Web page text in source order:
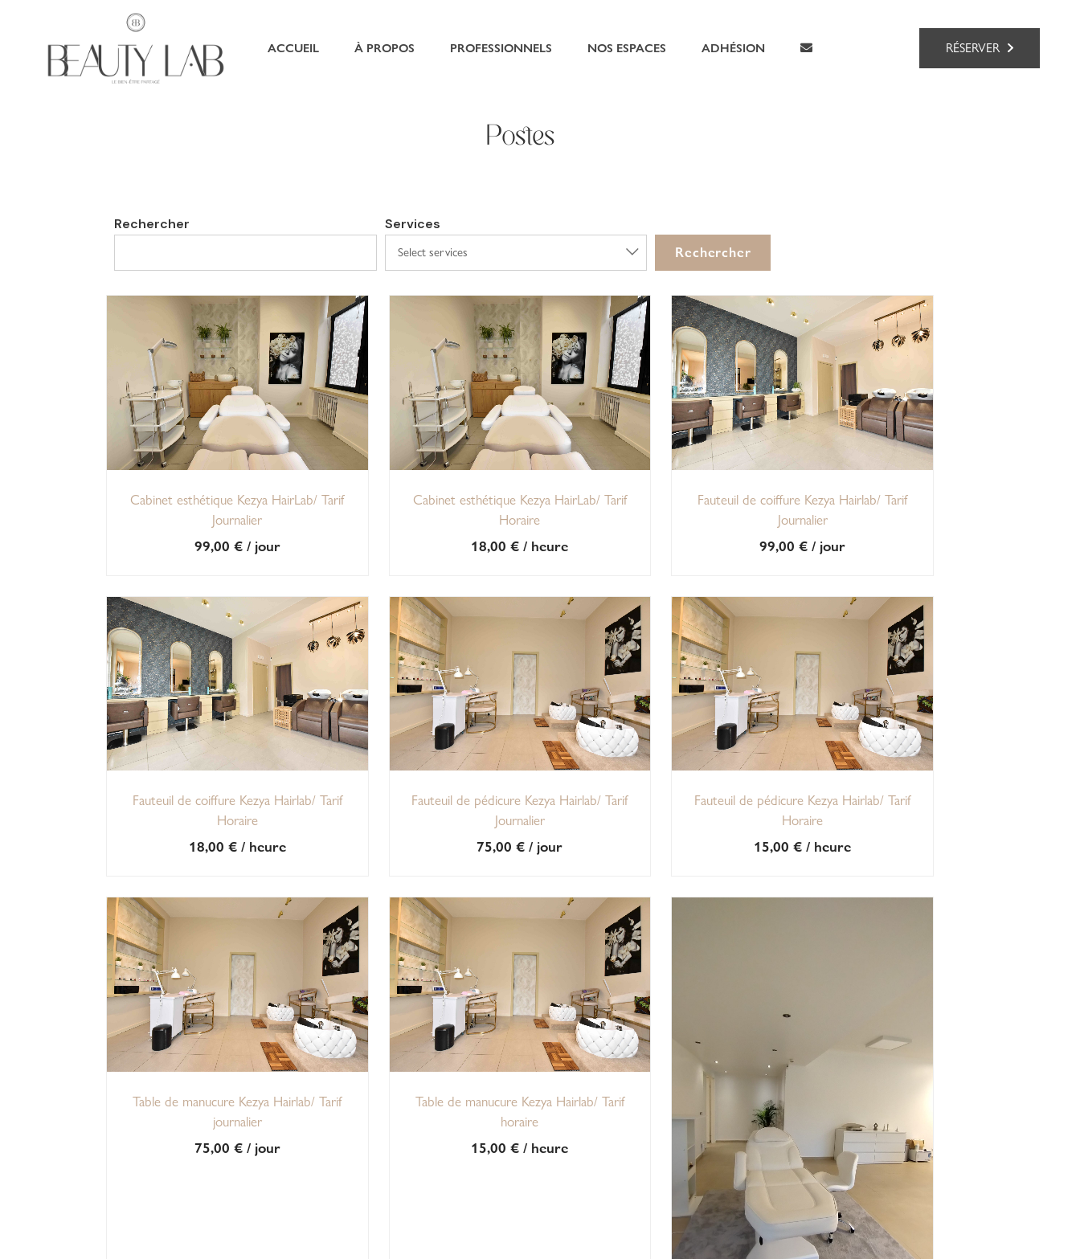
ACCUEIL À PROPOS PROFESSIONNELS NOS ESPACES ADHÉSION RÉSERVER
Postes
Rechercher Services
Select services Rechercher
Cabinet esthétique Kezya HairLab/ Tarif
Journalier
99,00 €/ jour
Cabinet esthétique Kezya HairLab/ Tarif
Horaire
18,00€ / heure
Fauteuil de coiffure Kezya Hairlab/ Tarif
Journalier
99,00€ / jour
Fauteuil de coiffure Kezya Hairlab/ Tarif
Horaire
18,00 €/ heure
Fauteuil de pédicure Kezya Hairlab/ Tarif
Journalier
75,00€ / jour
Fauteuil de pédicure Kezya Hairlab/ Tarif
Horaire
15,00€ / heure
Table de manucure Kezya Hairlab/ Tarif
journalier
75,00 €/ jour
Table de manucure Kezya Hairlab/ Tarif
horaire
15,00€ / heure